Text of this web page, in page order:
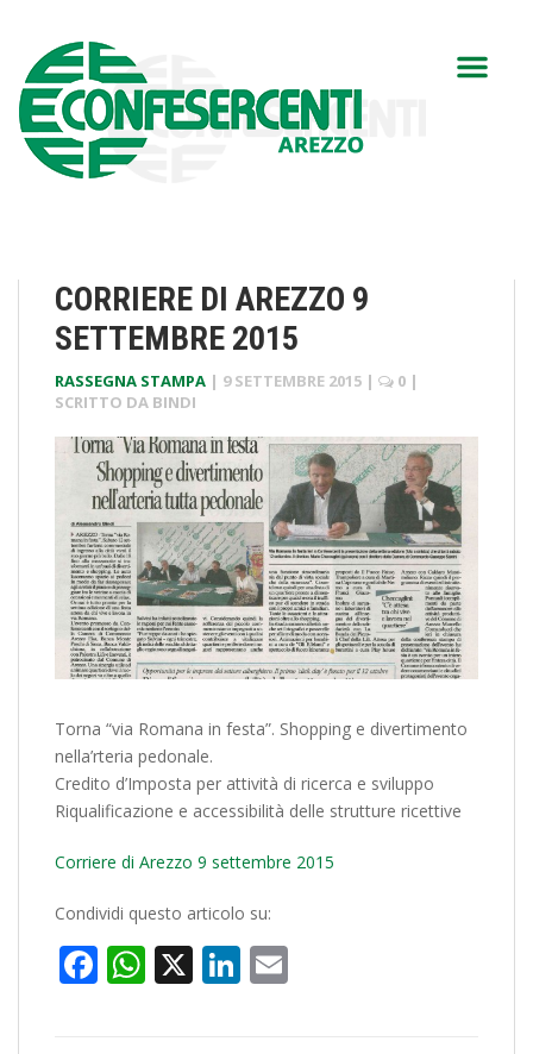
CORRIERE DI AREZZO 9
SETTEMBRE 2015
RASSEGNA STAMPA | 9 SETTEMBRE 2015 | 0 |
SCRITTO DA BINDI
Torna “via Romana in festa”. Shopping e divertimento
nella’rteria pedonale.
Credito d’Imposta per attività di ricerca e sviluppo
Riqualificazione e accessibilità delle strutture ricettive
Corriere di Arezzo 9 settembre 2015
Condividi questo articolo su:
Facebook
WhatsApp
X LinkedIn